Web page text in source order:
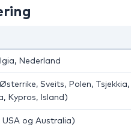
Nederland
Sveits, Polen,
Kypros, Island)
og Australia)